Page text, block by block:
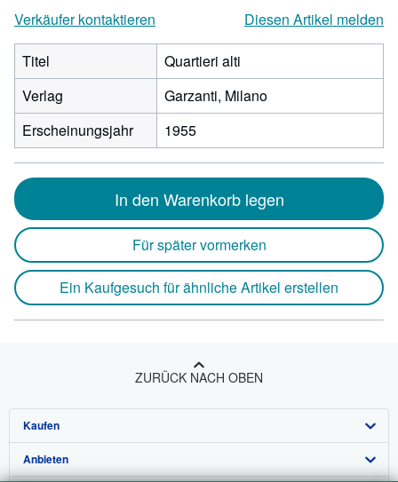
Verkäufer kontaktieren
Diesen Artikel melden
Titel
Quartieri alti
Verlag
Garzanti, Milano
Erscheinungsjahr
1955
In den Warenkorb legen
Für später vormerken
Ein Kaufgesuch für ähnliche Artikel erstellen
ZURÜCK NACH OBEN
Kaufen
Detailsuche
Anbieten